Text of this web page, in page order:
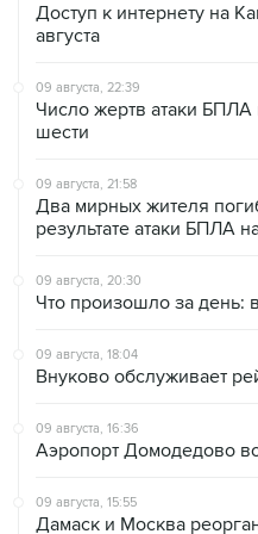
Доступ к интернету на
августа
09 августа, 22:39
Число жертв атаки
шести
09 августа, 21:58
Два мирных жителя
результате атаки БПЛА
09 августа, 20:30
Что произошло за день:
09 августа, 18:04
Внуково обслуживает
09 августа, 16:36
Аэропорт Домодедово
09 августа, 15:55
Дамаск и Москва